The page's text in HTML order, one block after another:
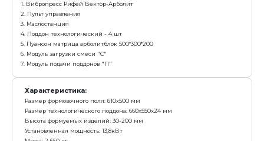
7. Модуль подачи поддонов "П"
Характеристика:
Размер формовочного поля: 610х500 мм
Размер технологического поддона: 660х550х24 мм
Высота формуемых изделий: 30-200 мм
Установленная мощность: 13,8 кВт
Масса: 2 192 кг
Режим работы: механизированный